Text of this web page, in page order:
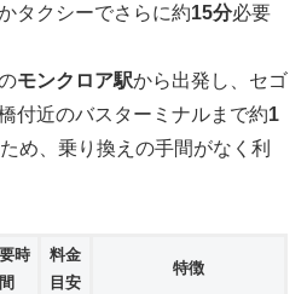
タクシーでさらに約15分必要
モンクロア駅から出発し、セゴ
付近のバスターミナルまで約1
め、乗り換えの手間がなく利
時
間
料金
目安
特徴